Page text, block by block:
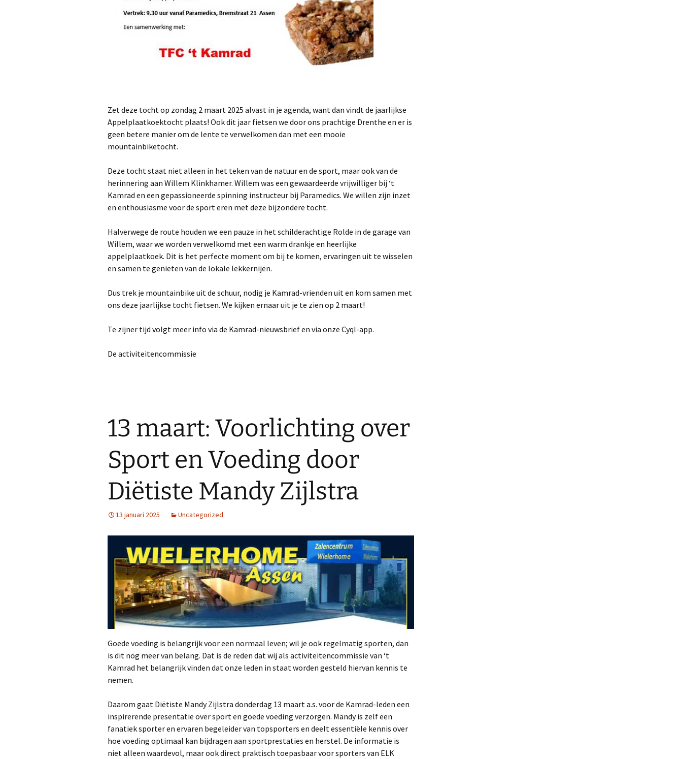
Zet deze tocht op zondag 2 maart 2025 alvast in je agenda, want dan vindt de jaarlijkse
Appelplaatkoektocht plaats! Ook dit jaar fietsen we door ons prachtige Drenthe en er is
geen betere manier om de lente te verwelkomen dan met een mooie
mountainbiketocht.
Deze tocht staat niet alleen in het teken van de natuur en de sport, maar ook van de
herinnering aan Willem Klinkhamer. Willem was een gewaardeerde vrijwilliger bij ‘t
Kamrad en een gepassioneerde spinning instructeur bij Paramedics. We willen zijn inzet
en enthousiasme voor de sport eren met deze bijzondere tocht.
Halverwege de route houden we een pauze in het schilderachtige Rolde in de garage van
Willem, waar we worden verwelkomd met een warm drankje en heerlijke
appelplaatkoek. Dit is het perfecte moment om bij te komen, ervaringen uit te wisselen
en samen te genieten van de lokale lekkernijen.
Dus trek je mountainbike uit de schuur, nodig je Kamrad-vrienden uit en kom samen met
ons deze jaarlijkse tocht fietsen. We kijken ernaar uit je te zien op 2 maart!
Te zijner tijd volgt meer info via de Kamrad-nieuwsbrief en via onze Cyql-app.
De activiteitencommissie
13 maart: Voorlichting over
Sport en Voeding door
Diëtiste Mandy Zijlstra
13 januari 2025 Uncategorized
Goede voeding is belangrijk voor een normaal leven; wil je ook regelmatig sporten, dan
is dit nog meer van belang. Dat is de reden dat wij als activiteitencommissie van ‘t
Kamrad het belangrijk vinden dat onze leden in staat worden gesteld hiervan kennis te
nemen.
Daarom gaat Diëtiste Mandy Zijlstra donderdag 13 maart a.s. voor de Kamrad-leden een
inspirerende presentatie over sport en goede voeding verzorgen. Mandy is zelf een
fanatiek sporter en ervaren begeleider van topsporters en deelt essentiële kennis over
hoe voeding optimaal kan bijdragen aan sportprestaties en herstel. De informatie is
niet alleen waardevol, maar ook direct praktisch toepasbaar voor sporters van ELK